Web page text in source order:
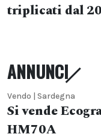
triplicati dal
ANNUNCI
Vendo | Sardegna
Si vende
HM70A